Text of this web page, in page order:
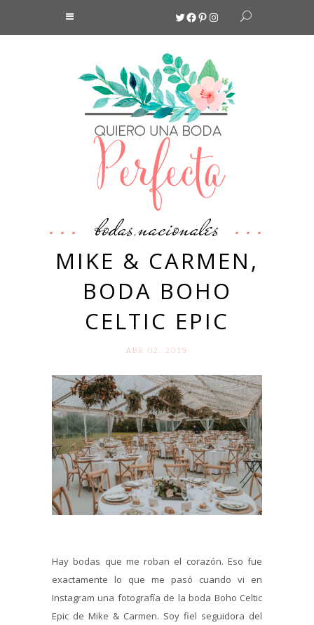
Twitter
Facebook
Pinterest
Instagram
bodas,nacionales
MIKE & CARMEN,
BODA BOHO
CELTIC EPIC
ABR 02. 2019
Hay bodas que me roban el corazón. Eso fue
exactamente lo que me pasó cuando vi en
Instagram una fotografía de la boda Boho Celtic
Epic de Mike & Carmen. Soy fiel seguidora del